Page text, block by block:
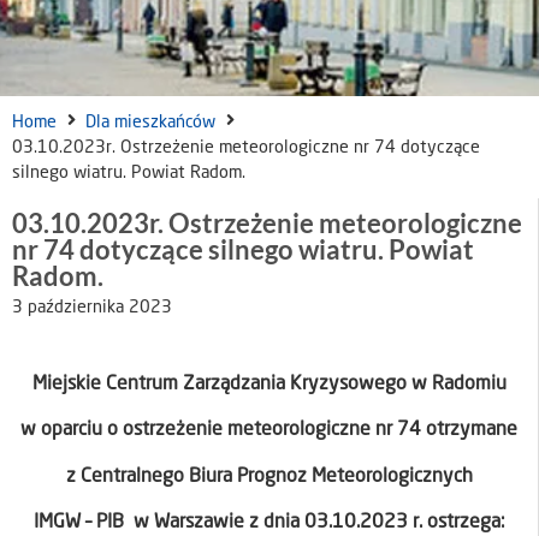
Home
Dla mieszkańców
03.10.2023r. Ostrzeżenie meteorologiczne nr 74 dotyczące
silnego wiatru. Powiat Radom.
03.10.2023r. Ostrzeżenie meteorologiczne
nr 74 dotyczące silnego wiatru. Powiat
Radom.
3 października 2023
Miejskie Centrum Zarządzania Kryzysowego w Radomiu
w oparciu o ostrzeżenie meteorologiczne nr 74 otrzymane
z Centralnego Biura Prognoz Meteorologicznych
IMGW – PIB w Warszawie z dnia 03.10.2023 r. ostrzega: